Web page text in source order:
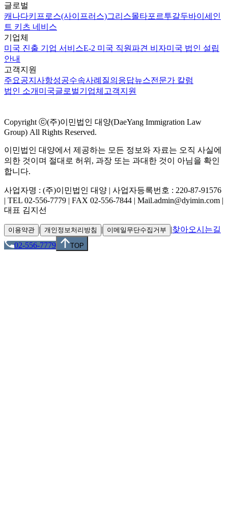
글로벌
캐나다키프로스(사이프러스)그리스몰타포르투갈두바이 세인
트 키츠 네비스
기업체
미국 진출 기업 서비스E-2 미국 직원파견 비자미국 법인 설립
안내
고객지원
주요공지사항성공수속사례 질의응답뉴스전문가 칼럼
법인 소개 미국글로벌기업체 고객지원
Copyright ⓒ(주)이민법인 대양(DaeYang Immigration Law
Group) All Rights Reserved.
이민법인 대양에서 제공하는 모든 정보와 자료는 오직 사실에
의한 것이며 절대로 허위, 과장 또는 과대한 것이 아님을 확인
합니다.
사업자명 : (주)이민법인 대양 | 사업자등록번호 : 220-87-91576
| TEL 02-556-7779 | FAX 02-556-7844 | Mail.admin@dyimin.com |
대표 김지선
이용약관 | 개인정보처리방침 | 이메일무단수집거부 |찾아오시는길
02-556-7779
TOP